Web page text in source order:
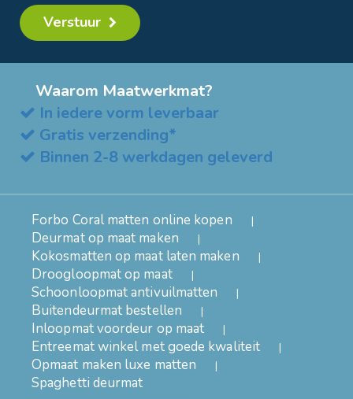
Verstuur
Waarom Maatwerkmat?
In iedere vorm leverbaar
Gratis verzending*
Binnen 2-8 werkdagen geleverd
Forbo Coral matten online kopen
Deurmat op maat maken
Kokosmatten op maat laten maken
Droogloopmat op maat
Schoonloopmat antivuilmatten
Buitendeurmat bestellen
Inloopmat voordeur op maat
Entreemat winkel met goede kwaliteit
Opmaat maken luxe matten
Spaghetti deurmat